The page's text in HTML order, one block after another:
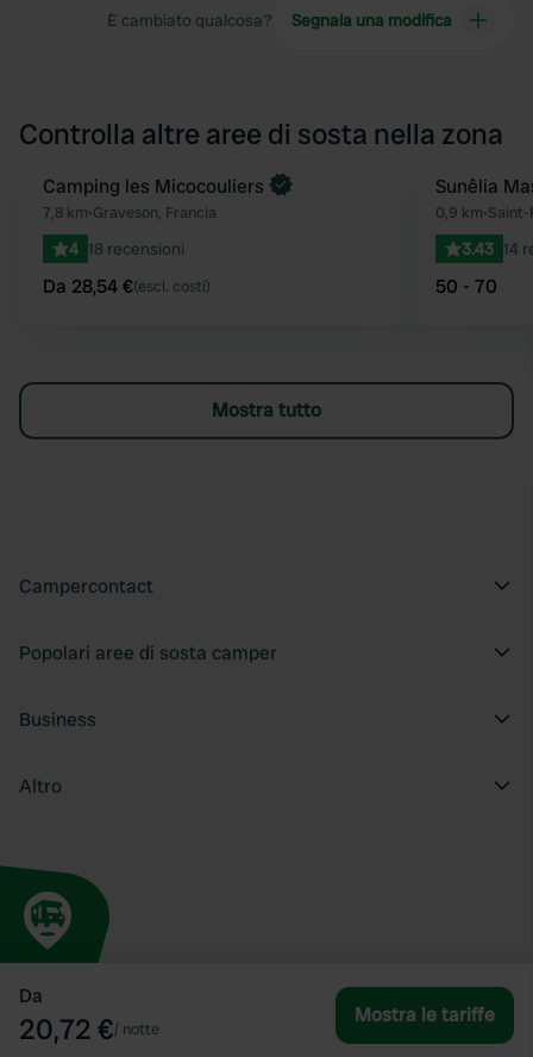
Da
20,72 €/ notte
Mostra le tariffe
È cambiato qualcosa? Segnala una modifica
Controlla altre aree di sosta nella zona
Preferito
Prenota ora
Camping les Micocouliers
7,8 km•Graveson, Francia
4 18 recensioni
Da 28,54 €(escl. costi)
Sunêlia
0,9 km•Saint-
3.43 14
50 - 70
Mostra tutto
Campercontact
Popolari aree di sosta camper
Business
Altro